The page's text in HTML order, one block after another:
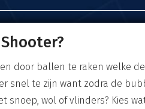
door ballen te raken welke
snel te zijn want zodra de
snoep, wol of vlinders? Kies